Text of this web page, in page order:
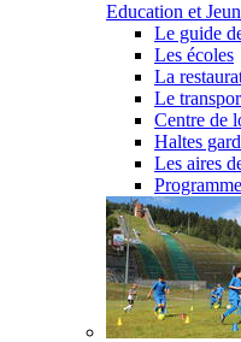
Education et
Le guide
Les écoles
La
Le
Centre de
Haltes
Les aires